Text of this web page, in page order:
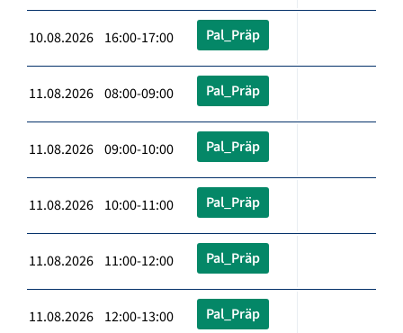
10.08.2026 16:00-17:00 Pal_Präp
11.08.2026 08:00-09:00 Pal_Präp
11.08.2026 09:00-10:00 Pal_Präp
11.08.2026 10:00-11:00 Pal_Präp
11.08.2026 11:00-12:00 Pal_Präp
11.08.2026 12:00-13:00 Pal_Präp